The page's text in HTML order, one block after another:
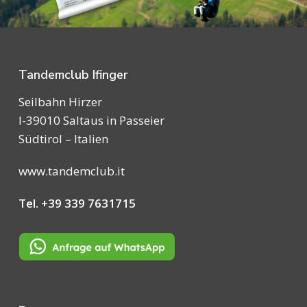
Tandemclub Ifinger
Seilbahn Hirzer
I-39010 Saltaus in Passeier
Südtirol – Italien
www.tandemclub.it
Tel. +39 339 7631715
_